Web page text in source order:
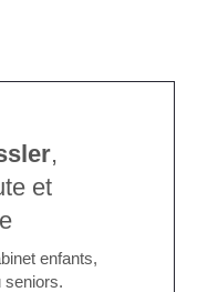
,
et
enfants,
seniors.